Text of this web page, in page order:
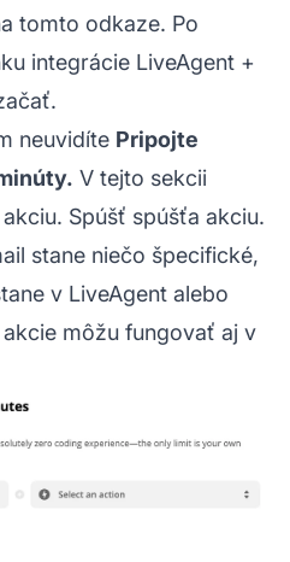
tomto odkaze. Po
integrácie LiveAgent +
neuvidíte Pripojte
V tejto sekcii
Spúšť spúšťa akciu.
stane niečo špecifické,
v LiveAgent alebo
môžu fungovať aj v